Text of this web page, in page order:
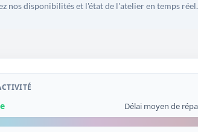
nos disponibilités et l'état de l'atelier en temps réel.